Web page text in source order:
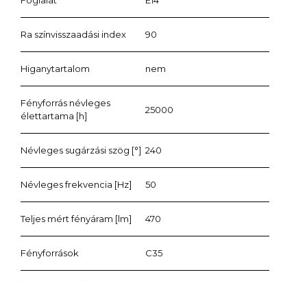
Ra színvisszaadási index 90
Higanytartalom nem
Fényforrás névleges
élettartama [h]
25000
Névleges sugárzási szög [°] 240
Névleges frekvencia [Hz] 50
Teljes mért fényáram [lm] 470
Fényforrások C35